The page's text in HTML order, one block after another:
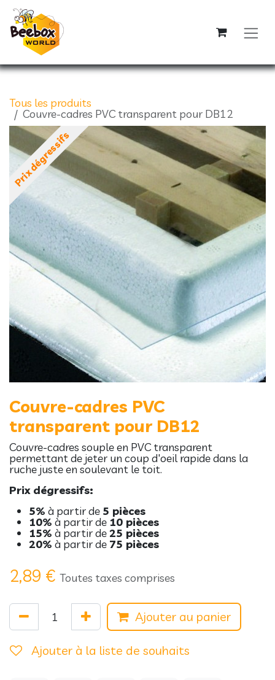
Se rendre au contenu
Tous les produits
Couvre-cadres PVC transparent pour DB12
Prix dégressifs
Couvre-cadres PVC
transparent pour DB12
Couvre-cadres souple en PVC transparent
permettant de jeter un coup d'oeil rapide dans la
ruche juste en soulevant le toit.
Prix dégressifs:
5% à partir de 5 pièces
10% à partir de 10 pièces
15% à partir de25 pièces
20% à partir de 75 pièces
2,89 € Toutes taxes comprises
Ajouter au panier
Ajouter à la liste de souhaits